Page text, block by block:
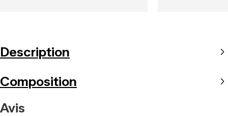
Description
Composition
Avis